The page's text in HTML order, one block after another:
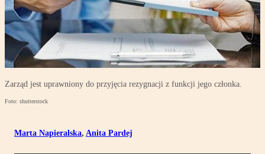
Zarząd jest uprawniony do przyjęcia rezygnacji z funkcji jego członka.
Foto: shutterstock
Marta Napieralska, Anita Pardej